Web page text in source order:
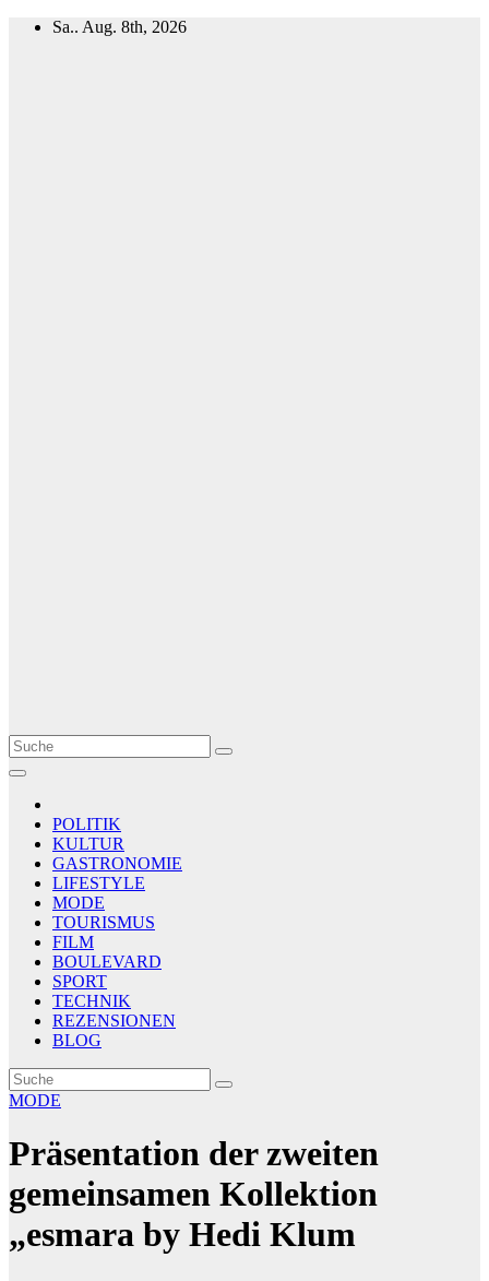
Zum
Sa.. Aug. 8th, 2026
Le Matin
AGENCE DE PRESSE
POLITIK
KULTUR
GASTRONOMIE
LIFESTYLE
MODE
TOURISMUS
FILM
BOULEVARD
SPORT
TECHNIK
REZENSIONEN
BLOG
MODE
Präsentation der zweiten
gemeinsamen Kollektion
„esmara by Hedi Klum